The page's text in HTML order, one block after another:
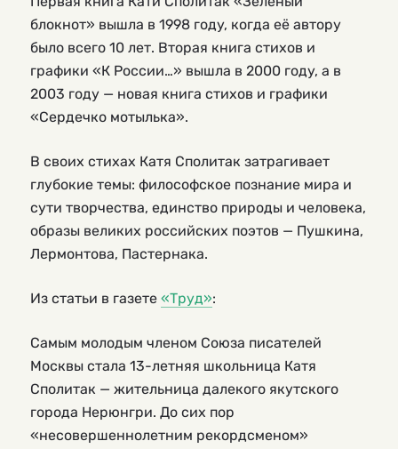
блокнот» вышла в 1998 году, когда её автору
было всего 10 лет. Вторая книга стихов и
графики «К России…» вышла в 2000 году, а в
2003 году — новая книга стихов и графики
«Сердечко мотылька».
В своих стихах Катя Сполитак затрагивает
глубокие темы: философское познание мира и
сути творчества, единство природы и человека,
образы великих российских поэтов — Пушкина,
Лермонтова, Пастернака.
Из статьи в газете «Труд»:
Самым молодым членом Союза писателей
Москвы стала 13-летняя школьница Катя
Сполитак — жительница далекого якутского
города Нерюнгри. До сих пор
«несовершеннолетним рекордсменом»